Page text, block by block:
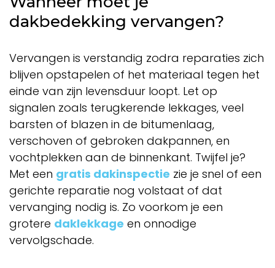
dakbedekking vervangen?
Vervangen is verstandig zodra reparaties zich
blijven opstapelen of het materiaal tegen het
einde van zijn levensduur loopt. Let op
signalen zoals terugkerende lekkages, veel
barsten of blazen in de bitumenlaag,
verschoven of gebroken dakpannen, en
vochtplekken aan de binnenkant. Twijfel je?
Met een gratis dakinspectie zie je snel of een
gerichte reparatie nog volstaat of dat
vervanging nodig is. Zo voorkom je een
grotere daklekkage en onnodige
vervolgschade.